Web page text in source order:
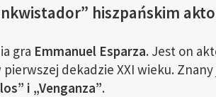
hiszpańskim
gra Emmanuel Esparza. Jest on
pierwszej dekadzie XXI wieku.
i „Venganza”.